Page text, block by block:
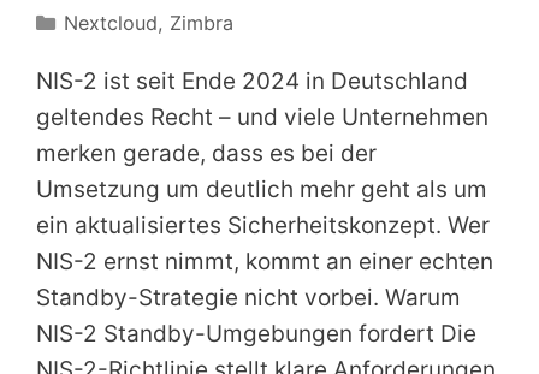
Kategorien
Nextcloud, Zimbra
NIS-2 ist seit Ende 2024 in Deutschland
geltendes Recht – und viele Unternehmen
merken gerade, dass es bei der
Umsetzung um deutlich mehr geht als um
ein aktualisiertes Sicherheitskonzept. Wer
NIS-2 ernst nimmt, kommt an einer echten
Standby-Strategie nicht vorbei. Warum
NIS-2 Standby-Umgebungen fordert Die